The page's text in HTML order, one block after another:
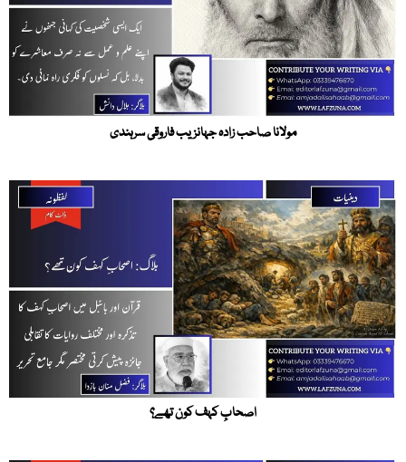
مولانا صاحب زادہ جہانزیب فاروقی سرہندی
اصحابِ کہف کون تھے؟